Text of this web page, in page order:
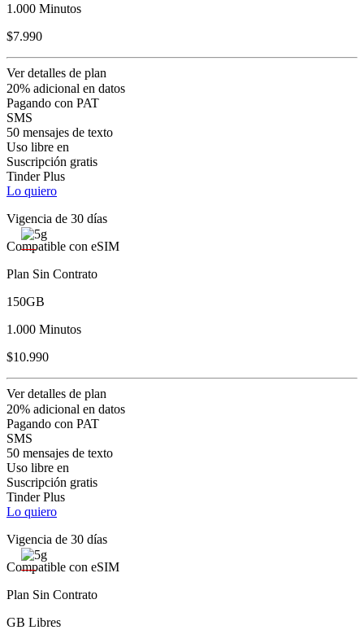
1.000 Minutos
$7.990
Ver detalles de plan
20% adicional en datos
Pagando con PAT
SMS
50 mensajes de texto
Uso libre en
Suscripción gratis
Tinder Plus
Lo quiero
Vigencia de 30 días
Compatible con eSIM
Plan Sin Contrato
150GB
1.000 Minutos
$10.990
Ver detalles de plan
20% adicional en datos
Pagando con PAT
SMS
50 mensajes de texto
Uso libre en
Suscripción gratis
Tinder Plus
Lo quiero
Vigencia de 30 días
Compatible con eSIM
Plan Sin Contrato
GB Libres